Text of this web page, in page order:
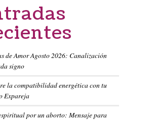
de Amor Agosto 2026: Canalización
signo
la compatibilidad energética con tu
Expareja
por un aborto: Mensaje para